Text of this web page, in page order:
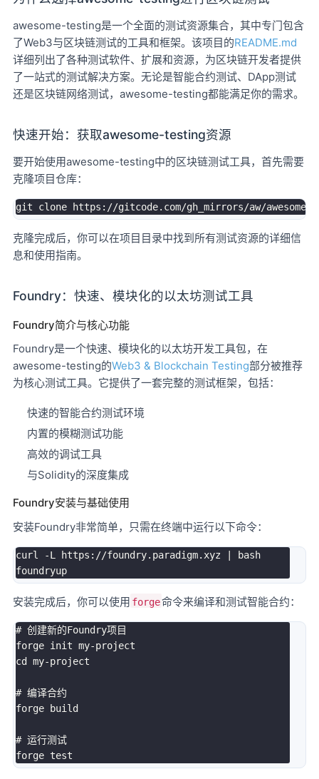
awesome-testing是一个全面的测试资源集合，其中专门包含
了Web3与区块链测试的工具和框架。该项目的README.md
详细列出了各种测试软件、扩展和资源，为区块链开发者提供
了一站式的测试解决方案。无论是智能合约测试、DApp测试
还是区块链网络测试，awesome-testing都能满足你的需求。
快速开始：获取awesome-testing资源
要开始使用awesome-testing中的区块链测试工具，首先需要
克隆项目仓库：
克隆完成后，你可以在项目目录中找到所有测试资源的详细信
息和使用指南。
Foundry：快速、模块化的以太坊测试工具
Foundry简介与核心功能
Foundry是一个快速、模块化的以太坊开发工具包，在
awesome-testing的Web3 & Blockchain Testing部分被推荐
为核心测试工具。它提供了一套完整的测试框架，包括：
快速的智能合约测试环境
内置的模糊测试功能
高效的调试工具
与Solidity的深度集成
Foundry安装与基础使用
安装Foundry非常简单，只需在终端中运行以下命令：
curl -L https://foundry.paradigm.xyz | bash
安装完成后，你可以使用 forge命令来编译和测试智能合约：
# 创建新的Foundry项目
forge init my-project
cd my-project
# 编译合约
forge build
# 运行测试